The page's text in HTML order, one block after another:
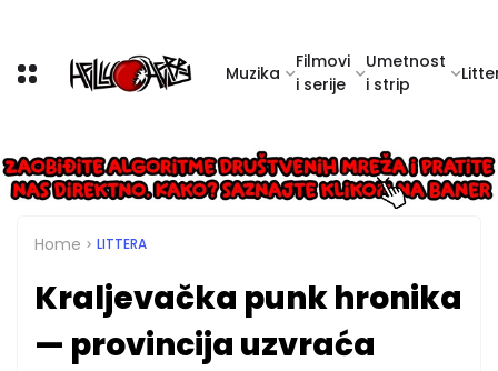
Muzika
Filmovi
i serije
Umetnost
i strip
Home LITTERA
Kraljevačka punk hronika
— provincija uzvraća